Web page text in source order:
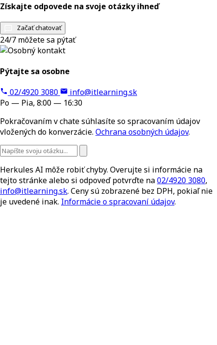
Získajte odpovede na svoje otázky ihneď
Začať chatovať
24/7 môžete sa pýtať
Pýtajte sa osobne
02/4920 3080
info@itlearning.sk
Po — Pia, 8:00 — 16:30
Pokračovaním v chate súhlasíte so spracovaním údajov
vložených do konverzácie. Ochrana osobných údajov.
Herkules AI môže robiť chyby. Overujte si informácie na
tejto stránke alebo si odpoveď potvrďte na02/4920 3080,
info@itlearning.sk. Ceny sú zobrazené bez DPH, pokiaľ nie
je uvedené inak. Informácie o spracovaní údajov.